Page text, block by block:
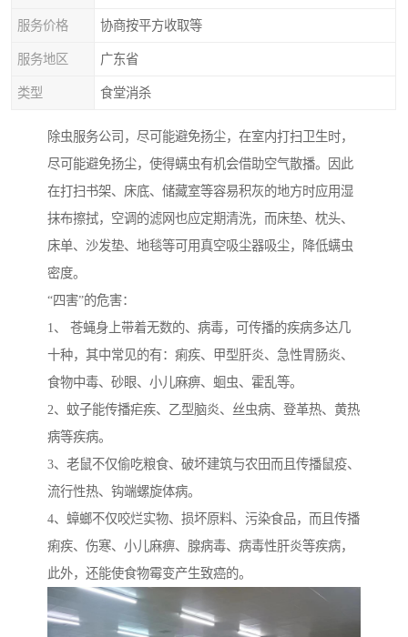
服务价格 协商按平方收取等
服务地区 广东省
类型 食堂消杀
除虫服务公司，尽可能避免扬尘，在室内打扫卫生时，
尽可能避免扬尘，使得螨虫有机会借助空气散播。因此
在打扫书架、床底、储藏室等容易积灰的地方时应用湿
抹布擦拭，空调的滤网也应定期清洗，而床垫、枕头、
床单、沙发垫、地毯等可用真空吸尘器吸尘，降低螨虫
密度。
“四害”的危害：
1、 苍蝇身上带着无数的、病毒，可传播的疾病多达几
十种，其中常见的有：痢疾、甲型肝炎、急性胃肠炎、
食物中毒、砂眼、小儿麻痹、蛔虫、霍乱等。
2、蚊子能传播疟疾、乙型脑炎、丝虫病、登革热、黄热
病等疾病。
3、老鼠不仅偷吃粮食、破坏建筑与农田而且传播鼠疫、
流行性热、钩端螺旋体病。
4、蟑螂不仅咬烂实物、损坏原料、污染食品，而且传播
痢疾、伤寒、小儿麻痹、腺病毒、病毒性肝炎等疾病，
此外，还能使食物霉变产生致癌的。